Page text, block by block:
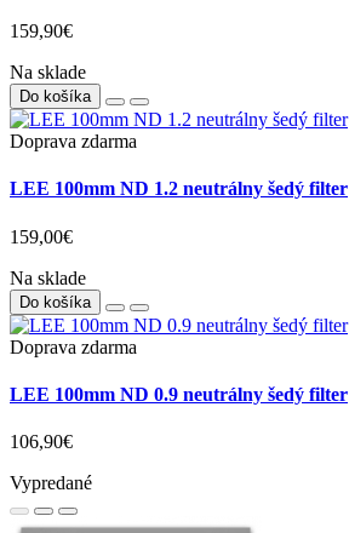
159,90€
Na sklade
Do košíka
Doprava zdarma
LEE 100mm ND 1.2 neutrálny šedý filter
159,00€
Na sklade
Do košíka
Doprava zdarma
LEE 100mm ND 0.9 neutrálny šedý filter
106,90€
Vypredané